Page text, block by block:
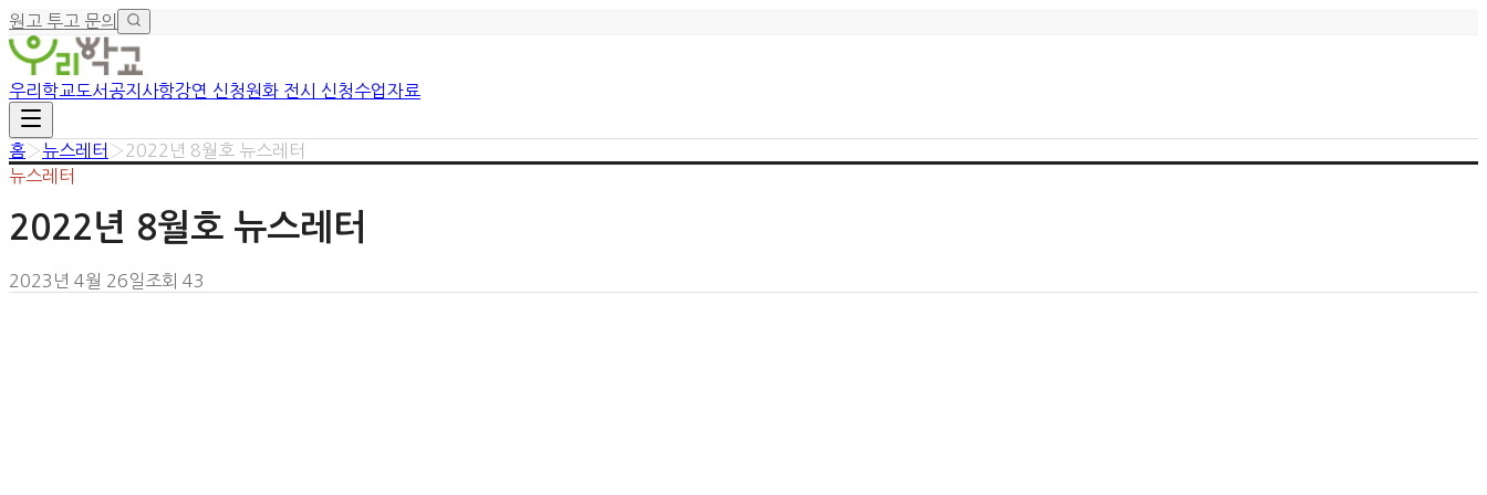
원고 투고 문의
우리학교 도서 공지사항강연 신청원화 전시 신청수업자료
홈›뉴스레터 › 2022년 8월호 뉴스레터
뉴스레터
2022년 8월호 뉴스레터
2023년 4월 26일 조회 43